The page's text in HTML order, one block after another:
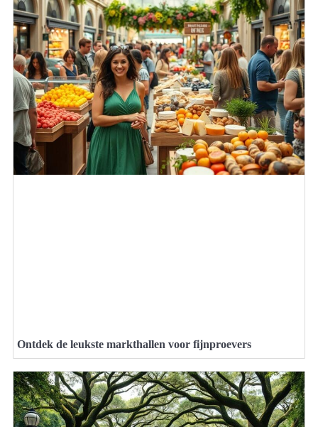
Ontdek de leukste markthallen voor fijnproevers